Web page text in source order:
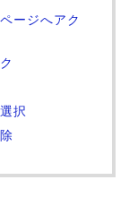
ージへアク
択